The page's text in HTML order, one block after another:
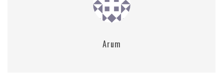
Arum